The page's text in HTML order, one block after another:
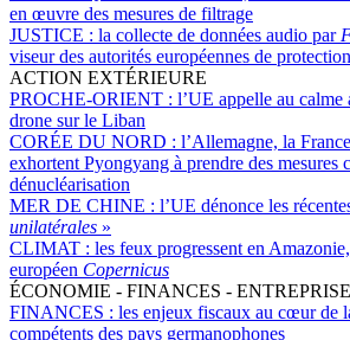
en œuvre des mesures de filtrage
JUSTICE : la collecte de données audio par
viseur des autorités européennes de
ACTION EXTÉRIEURE
PROCHE-ORIENT : l’UE appelle au calme
drone sur le Liban
CORÉE DU NORD : l’Allemagne, la
exhortent Pyongyang à prendre des mesures
dénucléarisation
MER DE CHINE : l’UE dénonce les
unilatérales »
CLIMAT : les feux progressent en
européen Copernicus
ÉCONOMIE - FINANCES -
FINANCES : les enjeux fiscaux au cœur de
compétents des pays germanophones